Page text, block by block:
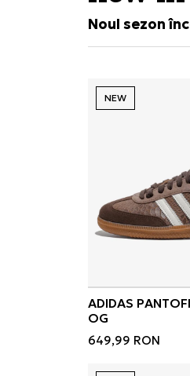
Noul sezon
Descoperă
NEW
ADIDAS
OG
649,99 RON